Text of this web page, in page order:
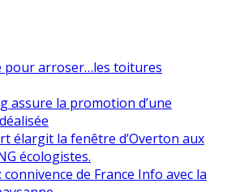
pour arroser…les toitures
assure la promotion d’une
élargit la fenêtre d’Overton aux
écologistes.
connivence de France Info avec la